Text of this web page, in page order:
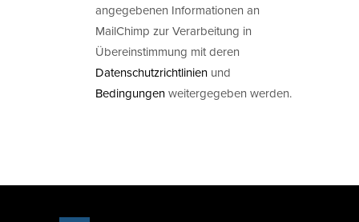
angegebenen Informationen an
MailChimp zur Verarbeitung in
Übereinstimmung mit deren
Datenschutzrichtlinien und
Bedingungenweitergegeben werden.